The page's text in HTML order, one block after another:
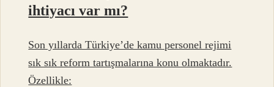
ihtiyacı var mı?
Son yıllarda Türkiye’de kamu personel rejimi
sık sık reform tartışmalarına konu olmaktadır.
Özellikle: